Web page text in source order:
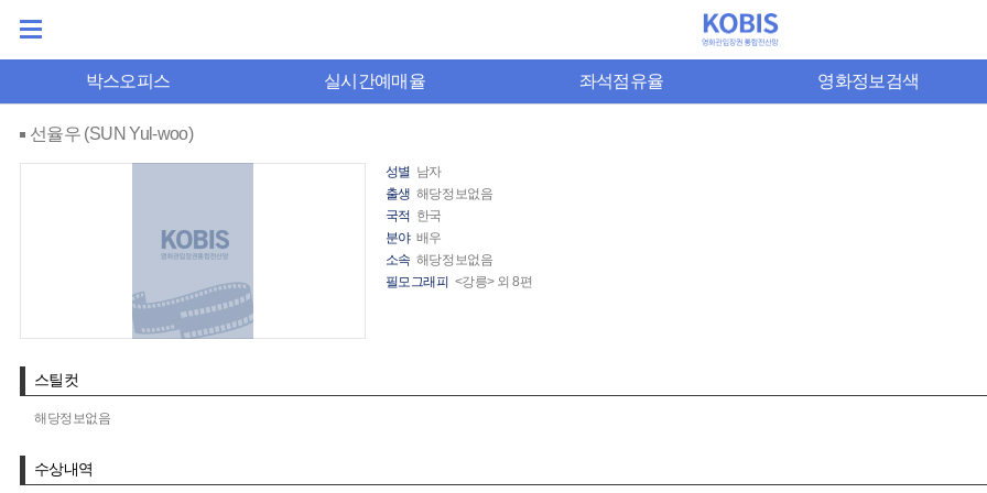
박스오피스 실시간예매율 좌석점유율 영화정보검색
선율우 (SUN Yul-woo)
성별 남자
출생 해당정보없음
국적 한국
분야 배우
소속 해당정보없음
필모그래피 <강릉> 외 8편
스틸컷
해당정보없음
수상내역